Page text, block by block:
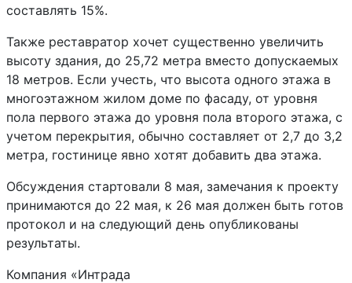
составлять 15%.
Также реставратор хочет существенно увеличить
высоту здания, до 25,72 метра вместо допускаемых
18 метров. Если учесть, что высота одного этажа в
многоэтажном жилом доме по фасаду, от уровня
пола первого этажа до уровня пола второго этажа, с
учетом перекрытия, обычно составляет от 2,7 до 3,2
метра, гостинице явно хотят добавить два этажа.
Обсуждения стартовали 8 мая, замечания к проекту
принимаются до 22 мая, к 26 мая должен быть готов
протокол и на следующий день опубликованы
результаты.
Компания «Интрада